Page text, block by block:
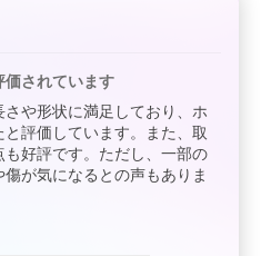
価されています
や形状に満足しており、ホ
評価しています。また、取
好評です。ただし、一部の
が気になるとの声もありま